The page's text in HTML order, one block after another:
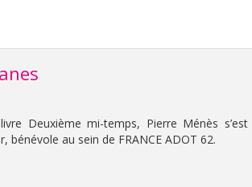
Deuxième mi-temps, Pierre Ménès s’est
au sein de FRANCE ADOT 62.